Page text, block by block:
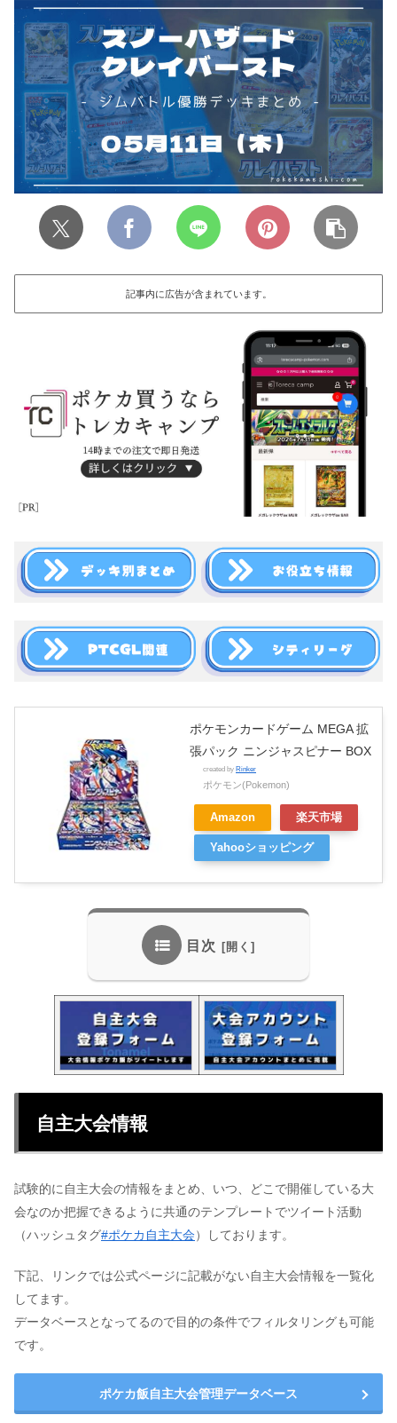
記事内に広告が含まれています。
ポケモンカードゲーム MEGA 拡
張パック ニンジャスピナー BOX
created by Rinker
ポケモン(Pokemon)
Amazon 楽天市場
Yahooショッピング
目次
自主大会情報
試験的に自主大会の情報をまとめ、いつ、どこで開催している大
会なのか把握できるように共通のテンプレートでツイート活動
（ハッシュタグ#ポケカ自主大会）しております。
下記、リンクでは公式ページに記載がない自主大会情報を一覧化
してます。
データベースとなってるので目的の条件でフィルタリングも可能
です。
ポケカ飯自主大会管理データベース